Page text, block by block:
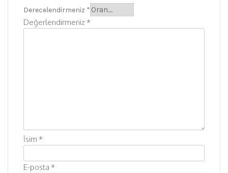
Derecelendirmeniz *
Değerlendirmeniz *
İsim *
E-posta *